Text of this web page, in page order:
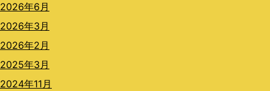
2026年6月
2026年3月
2026年2月
2025年3月
2024年11月